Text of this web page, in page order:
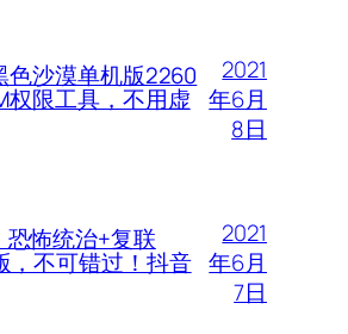
色沙漠单机版2260
权限工具，不用虚
2021
年6月
8日
怖统治+复联
，不可错过！抖音
2021
年6月
7日